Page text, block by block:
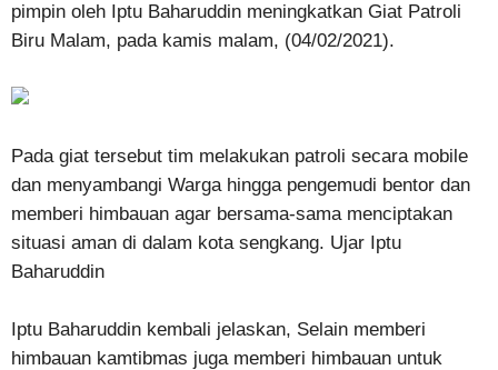
pimpin oleh Iptu Baharuddin meningkatkan Giat Patroli
Biru Malam, pada kamis malam, (04/02/2021).
Pada giat tersebut tim melakukan patroli secara mobile
dan menyambangi Warga hingga pengemudi bentor dan
memberi himbauan agar bersama-sama menciptakan
situasi aman di dalam kota sengkang. Ujar Iptu
Baharuddin
Iptu Baharuddin kembali jelaskan, Selain memberi
himbauan kamtibmas juga memberi himbauan untuk